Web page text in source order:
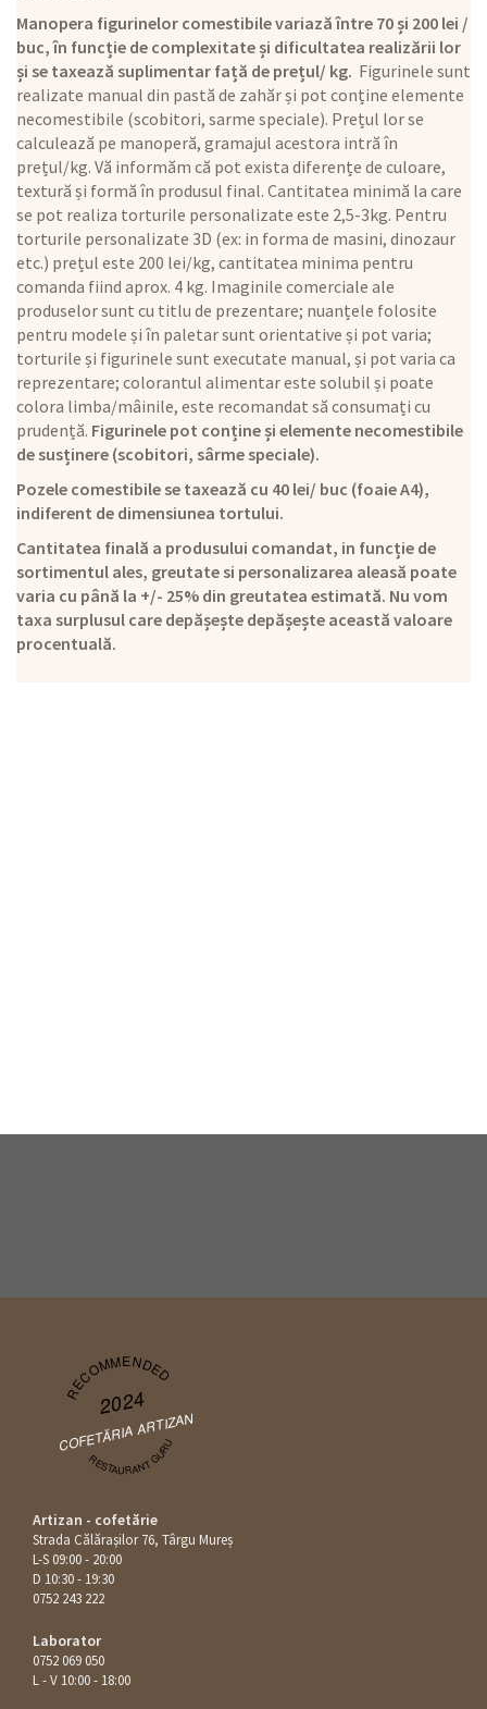
Manopera figurinelor comestibile variază între 70 și 200 lei /
buc, în funcție de complexitate și dificultatea realizării lor
și se taxează suplimentar față de prețul/ kg. Figurinele sunt
realizate manual din pastă de zahăr și pot conține elemente
necomestibile (scobitori, sarme speciale). Prețul lor se
calculează pe manoperă, gramajul acestora intră în
prețul/kg. Vă informăm că pot exista diferențe de culoare,
textură și formă în produsul final. Cantitatea minimă la care
se pot realiza torturile personalizate este 2,5-3kg. Pentru
torturile personalizate 3D (ex: in forma de masini, dinozaur
etc.) prețul este 200 lei/kg, cantitatea minima pentru
comanda fiind aprox. 4 kg. Imaginile comerciale ale
produselor sunt cu titlu de prezentare; nuanțele folosite
pentru modele și în paletar sunt orientative și pot varia;
torturile și figurinele sunt executate manual, și pot varia ca
reprezentare; colorantul alimentar este solubil și poate
colora limba/mâinile, este recomandat să consumați cu
prudență. Figurinele pot conține și elemente necomestibile
de susținere (scobitori, sârme speciale).
Pozele comestibile se taxează cu 40 lei/ buc (foaie A4),
indiferent de dimensiunea tortului.
Cantitatea finală a produsului comandat, in funcție de
sortimentul ales, greutate si personalizarea aleasă poate
varia cu până la +/- 25% din greutatea estimată. Nu vom
taxa surplusul care depășește depășește această valoare
procentuală.
RECOMMENDED
2024
COFETĂRIA ARTIZAN
RESTAURANT GURU
Artizan - cofetărie
Strada Călăraşilor 76, Târgu Mureș
L-S 09:00 - 20:00
D 10:30 - 19:30
0752 243 222
Laborator
0752 069 050
L - V 10:00 - 18:00